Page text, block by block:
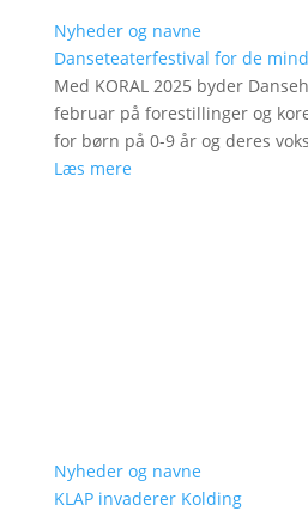
Nyheder og navne
Danseteaterfestival for de
Med KORAL 2025 byder
februar på forestillinger og
for børn på 0-9 år og deres
Læs mere
Nyheder og navne
KLAP invaderer Kolding